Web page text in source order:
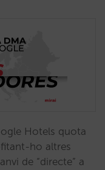
Hotels quota
ho altres
de “directe” a